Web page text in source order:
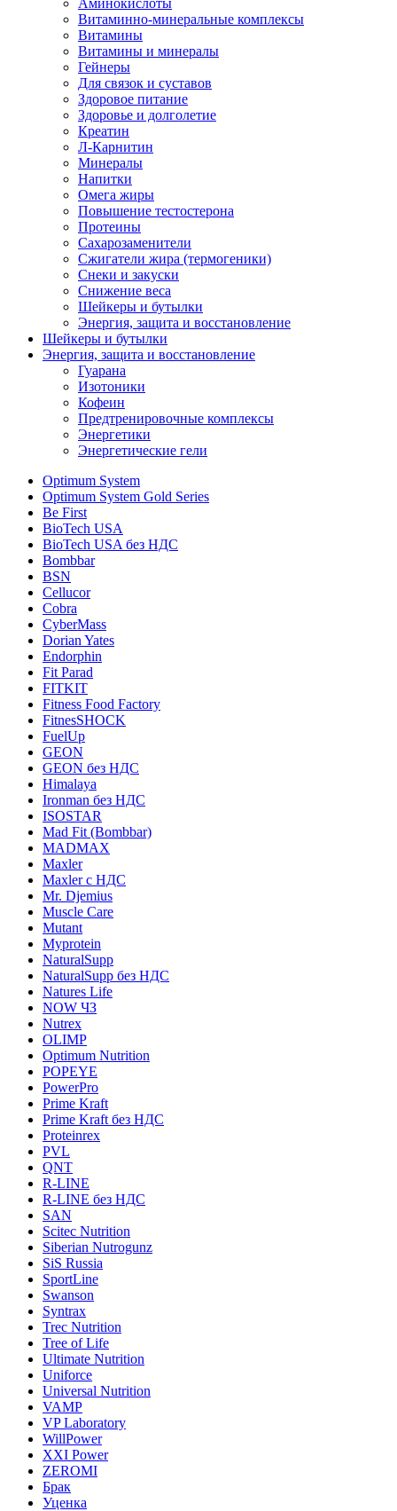
Витаминно-минеральные комплексы
Витамины
Витамины и минералы
Гейнеры
Для связок и суставов
Здоровое питание
Здоровье и долголетие
Креатин
Л-Карнитин
Минералы
Напитки
Омега жиры
Повышение тестостерона
Протеины
Сахарозаменители
Сжигатели жира (термогеники)
Снеки и закуски
Снижение веса
Шейкеры и бутылки
Энергия, защита и восстановление
Шейкеры и бутылки
Энергия, защита и восстановление
Гуарана
Изотоники
Кофеин
Предтренировочные комплексы
Энергетики
Энергетические гели
Optimum System
Optimum System Gold Series
Be First
BioTech USA
BioTech USA без НДС
Bombbar
BSN
Cellucor
Cobra
CyberMass
Dorian Yates
Endorphin
Fit Parad
FITKIT
Fitness Food Factory
FitnesSHOCK
FuelUp
GEON
GEON без НДС
Himalaya
Ironman без НДС
ISOSTAR
Mad Fit (Bombbar)
MADMAX
Maxler
Maxler с НДС
Mr. Djemius
Muscle Care
Mutant
Myprotein
NaturalSupp
NaturalSupp без НДС
Natures Life
NOW ЧЗ
Nutrex
OLIMP
Optimum Nutrition
POPEYE
PowerPro
Prime Kraft
Prime Kraft без НДС
Proteinrex
PVL
QNT
R-LINE
R-LINE без НДС
SAN
Scitec Nutrition
Siberian Nutrogunz
SiS Russia
SportLine
Swanson
Syntrax
Trec Nutrition
Tree of Life
Ultimate Nutrition
Uniforce
Universal Nutrition
VAMP
VP Laboratory
WillPower
XXI Power
ZEROMI
Брак
Уценка